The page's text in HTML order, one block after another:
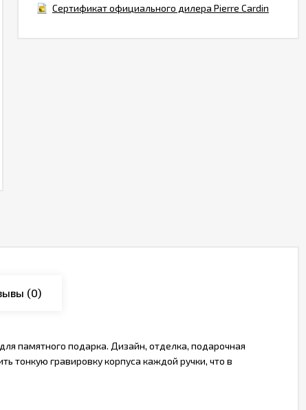
Сертификат официального дилера Pierre Cardin
(0)
памятного подарка. Дизайн, отделка, подарочная
тонкую гравировку корпуса каждой ручки, что в